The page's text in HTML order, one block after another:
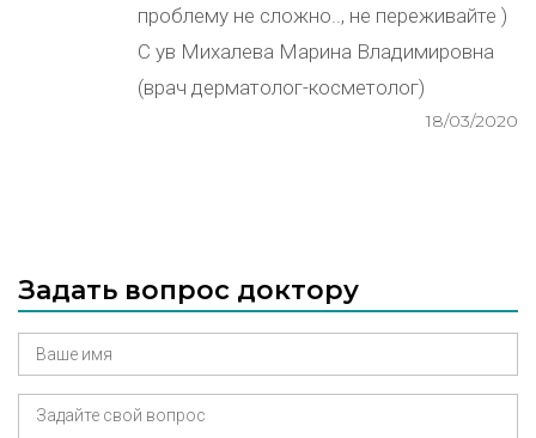
проблему не сложно.., не переживайте )
С ув Михалева Марина Владимировна
(врач дерматолог-косметолог)
18/03/2020
Задать вопрос доктору